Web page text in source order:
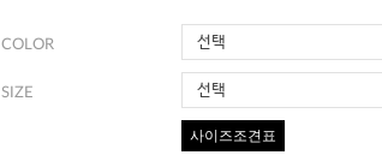
COLOR 선택
SIZE 선택
사이즈조견표